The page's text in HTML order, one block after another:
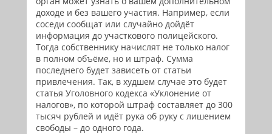
доходе и без вашего участия. Например, если
соседи сообщат или случайно дойдёт
информация до участкового полицейского.
Тогда собственнику начислят не только налог
в полном объёме, но и штраф. Сумма
последнего будет зависеть от статьи
привлечения. Так, в худшем случае это будет
статья Уголовного кодекса «Уклонение от
налогов», по которой штраф составляет до 300
тысяч рублей и идёт рука об руку с лишением
свободы – до одного года.